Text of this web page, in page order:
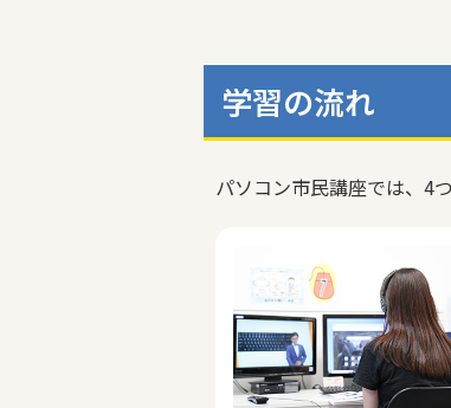
学習の流れ
パソコン市民講座では、4